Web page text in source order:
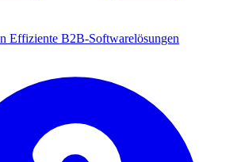
Effiziente B2B-Softwarelösungen